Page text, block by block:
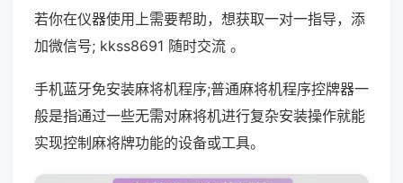
若你在仪器使用上需要帮助，想获取一对一指导，添
加微信号; kkss8691 随时交流 。
手机蓝牙免安装麻将机程序;普通麻将机程序控牌器一
般是指通过一些无需对麻将机进行复杂安装操作就能
实现控制麻将牌功能的设备或工具。